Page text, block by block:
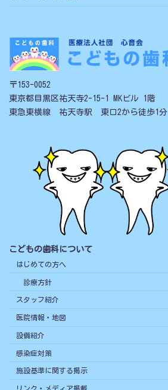
〒153-0052
東京都目黒区祐天寺2-15-1 MKビル 1階
東急東横線 祐天寺駅 東口2から徒歩1分
こどもの歯科について
はじめての方へ
診療方針
スタッフ紹介
医院情報・地図
設備紹介
感染症対策
施設基準に関する掲示
リンク・メディア掲載